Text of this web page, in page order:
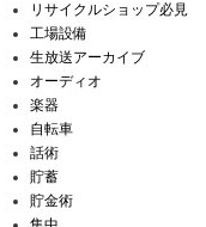
リサイクルショップ必見
工場設備
生放送アーカイブ
オーディオ
楽器
自転車
話術
貯蓄
貯金術